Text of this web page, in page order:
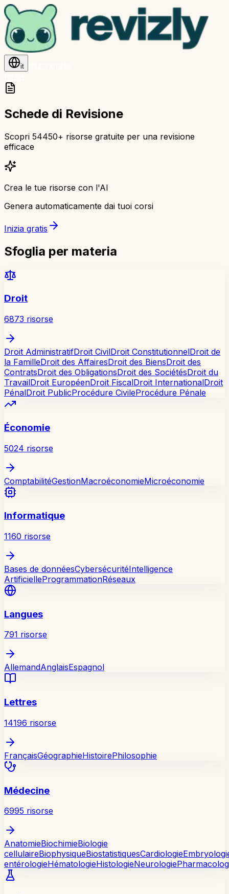
it
Schede di Revisione
Scopri 54450+ risorse gratuite per una revisione
efficace
Crea le tue risorse con l'AI
Genera automaticamente dai tuoi corsi
Inizia gratis
Sfoglia per materia
Droit
6873 risorse
Droit AdministratifDroit CivilDroit ConstitutionnelDroit de
la FamilleDroit des AffairesDroit des BiensDroit des
ContratsDroit des ObligationsDroit des SociétésDroit du
TravailDroit EuropéenDroit FiscalDroit InternationalDroit
PénalDroit PublicProcédure CivileProcédure Pénale
Économie
5024 risorse
ComptabilitéGestionMacroéconomieMicroéconomie
Informatique
1160 risorse
Bases de donnéesCybersécuritéIntelligence
ArtificielleProgrammationRéseaux
Langues
791 risorse
AllemandAnglaisEspagnol
Lettres
14196 risorse
FrançaisGéographieHistoirePhilosophie
Médecine
6995 risorse
AnatomieBiochimieBiologie
cellulaireBiophysiqueBiostatistiquesCardiologie
entérologieHématologieHistologieNeurologie